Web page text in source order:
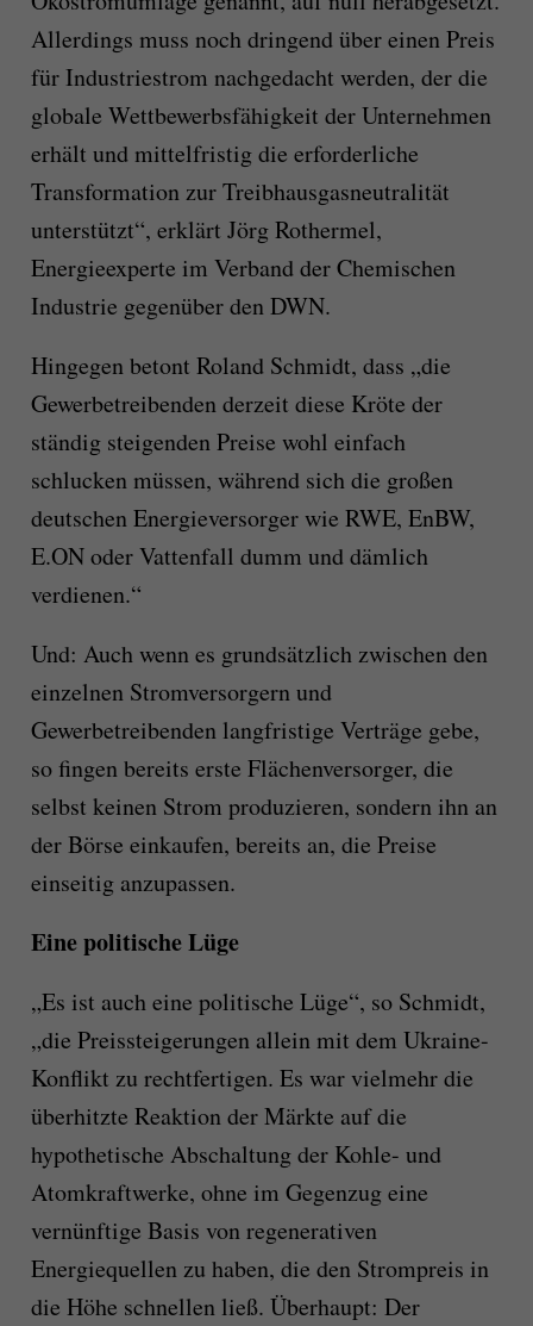
Allerdings muss noch dringend über einen Preis
für Industriestrom nachgedacht werden, der die
globale Wettbewerbsfähigkeit der Unternehmen
erhält und mittelfristig die erforderliche
Transformation zur Treibhausgasneutralität
unterstützt“, erklärt Jörg Rothermel,
Energieexperte im Verband der Chemischen
Industrie gegenüber den DWN.
Hingegen betont Roland Schmidt, dass „die
Gewerbetreibenden derzeit diese Kröte der
ständig steigenden Preise wohl einfach
schlucken müssen, während sich die großen
deutschen Energieversorger wie RWE, EnBW,
E.ON oder Vattenfall dumm und dämlich
verdienen.“
Und: Auch wenn es grundsätzlich zwischen den
einzelnen Stromversorgern und
Gewerbetreibenden langfristige Verträge gebe,
so fingen bereits erste Flächenversorger, die
selbst keinen Strom produzieren, sondern ihn an
der Börse einkaufen, bereits an, die Preise
einseitig anzupassen.
Eine politische Lüge
„Es ist auch eine politische Lüge“, so Schmidt,
„die Preissteigerungen allein mit dem Ukraine-
Konflikt zu rechtfertigen. Es war vielmehr die
überhitzte Reaktion der Märkte auf die
hypothetische Abschaltung der Kohle- und
Atomkraftwerke, ohne im Gegenzug eine
vernünftige Basis von regenerativen
Energiequellen zu haben, die den Strompreis in
die Höhe schnellen ließ. Überhaupt: Der